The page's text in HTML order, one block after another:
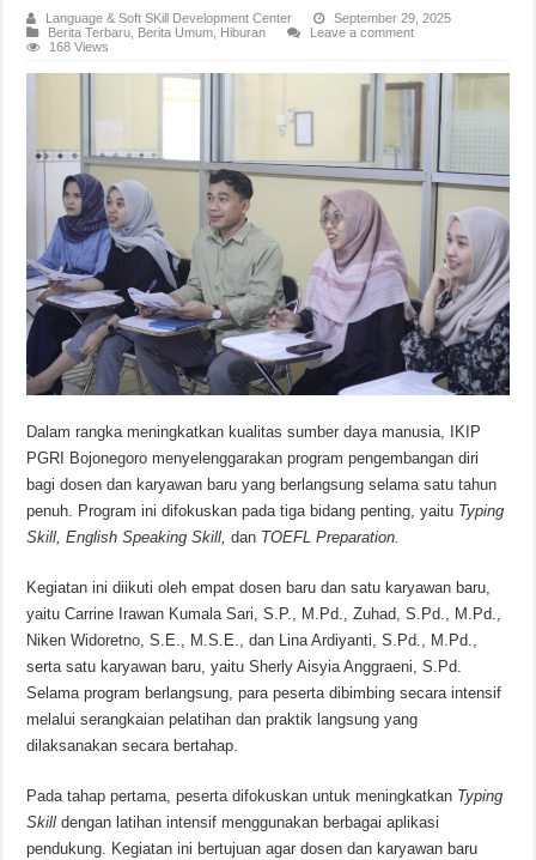
Language & Soft SKill Development Center
September 29, 2025
Berita Terbaru
Berita Umum Hiburan
Leave a comment
168 Views
Dalam rangka meningkatkan kualitas sumber daya manusia, IKIP
PGRI Bojonegoro menyelenggarakan program pengembangan diri
bagi dosen dan karyawan baru yang berlangsung selama satu tahun
penuh. Program ini difokuskan pada tiga bidang penting, yaitu Typing
Skill, English Speaking Skill,dan TOEFL Preparation.
Kegiatan ini diikuti oleh empat dosen baru dan satu karyawan baru,
yaitu Carrine Irawan Kumala Sari, S.P., M.Pd., Zuhad, S.Pd., M.Pd.,
Niken Widoretno, S.E., M.S.E., dan Lina Ardiyanti, S.Pd., M.Pd.,
serta satu karyawan baru, yaitu Sherly Aisyia Anggraeni, S.Pd.
Selama program berlangsung, para peserta dibimbing secara intensif
melalui serangkaian pelatihan dan praktik langsung yang
dilaksanakan secara bertahap.
Pada tahap pertama, peserta difokuskan untuk meningkatkan Typing
Skill dengan latihan intensif menggunakan berbagai aplikasi
pendukung. Kegiatan ini bertujuan agar dosen dan karyawan baru